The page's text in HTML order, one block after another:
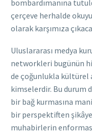
bombardımanına
çerçeve herhalde
olarak karşımıza
Uluslararası medya
networkleri bugünün
de çoğunlukla kültürel
kimselerdir. Bu durum
bir bağ kurmasına
bir perspektiften
muhabirlerin